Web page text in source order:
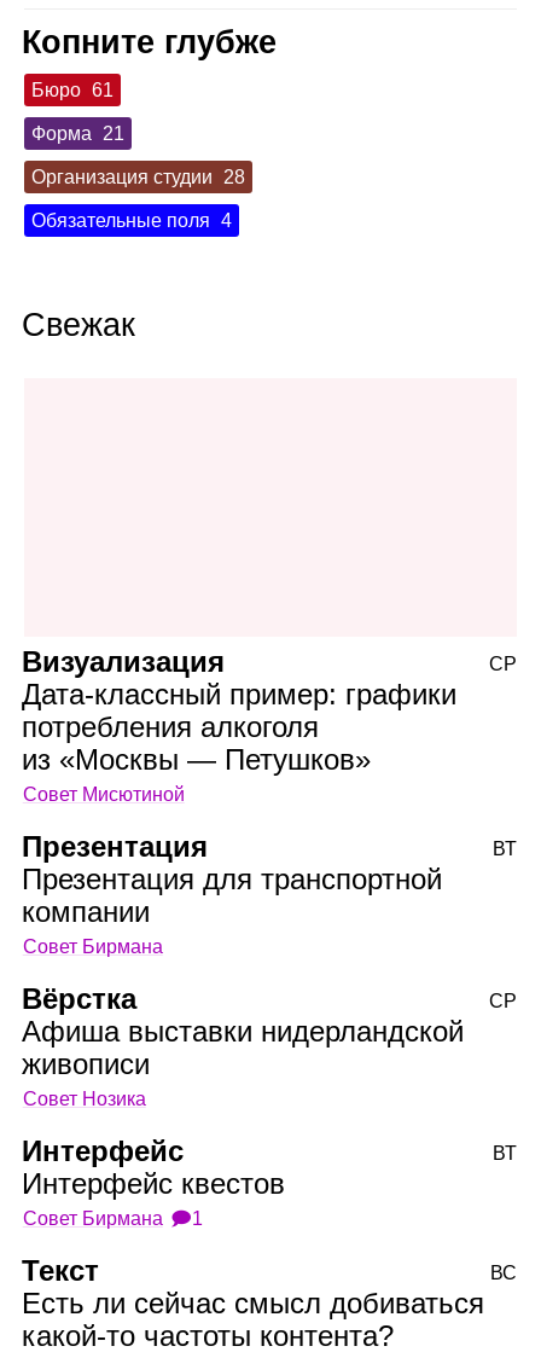
Копните глубже
Бюро 61
Форма 21
Организация студии 28
Обязательные поля 4
Свежак
Визуализация
Дата‑классный пример: графики
потребления алкоголя
из «Москвы — Петушков»
Совет Мисютиной
СР
Презентация
Презентация для транспортной
компании
Совет Бирмана
ВТ
Вёрстка
Афиша выставки нидерландской
живописи
Совет Нозика
СР
Интерфейс
Интерфейс квестов
Совет Бирмана 🗩1
ВТ
Текст
Есть ли сейчас смысл добиваться
какой‑то частоты контента?
ВС